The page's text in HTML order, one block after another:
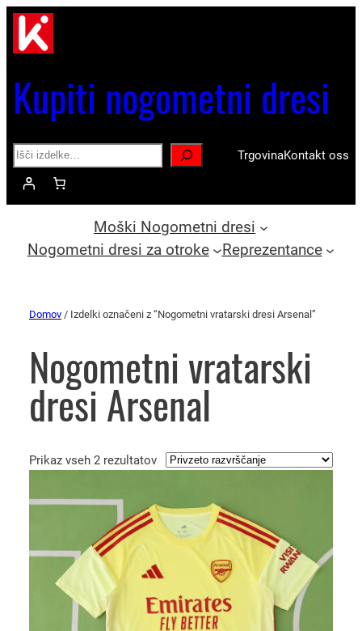
Kupiti nogometni dresi
Search TrgovinaKontakt oss
Moški Nogometni dresi
Nogometni dresi za otroke
Reprezentance
Domov / Izdelki označeni z “Nogometni vratarski dresi Arsenal”
Nogometni vratarski
dresi Arsenal
Prikaz vseh 2 rezultatov